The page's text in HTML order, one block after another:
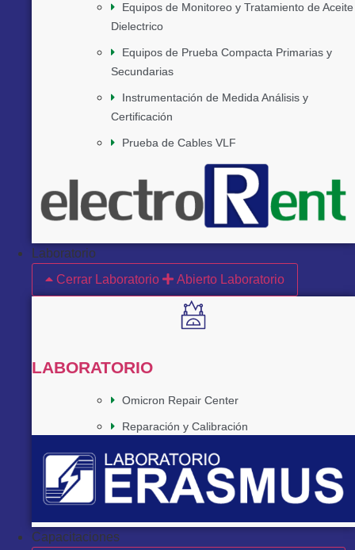
Equipos de Monitoreo y Tratamiento de Aceite
Dielectrico
Equipos de Prueba Compacta Primarias y
Secundarias
Instrumentación de Medida Análisis y
Certificación
Prueba de Cables VLF
Laboratorio
Cerrar Laboratorio
Abierto Laboratorio
LABORATORIO
Omicron Repair Center
Reparación y Calibración
Capacitaciones